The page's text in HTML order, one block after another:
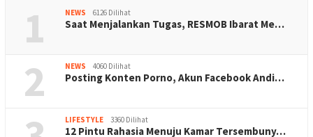
1 NEWS 6126 Dilihat
Saat Menjalankan Tugas, RESMOB Ibarat Me…
2 NEWS 4060 Dilihat
Posting Konten Porno, Akun Facebook Andi…
LIFESTYLE 3360 Dilihat
12 Pintu Rahasia Menuju Kamar Tersembuny…